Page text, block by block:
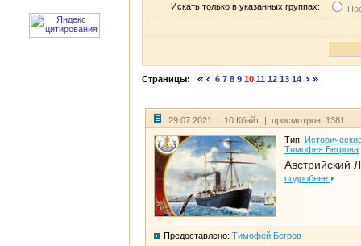
Искать только в указанных группах:
Страницы: 6 7 8 9 10 11 12 13 14
29.07.2021 | 10 Кбайт | просмотров: 1381
Тип:
Тимофея Бегрова
Австрийский
подробнее
Предоставлено: Тимофей Бегров